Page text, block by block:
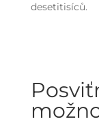
desetitisíců.